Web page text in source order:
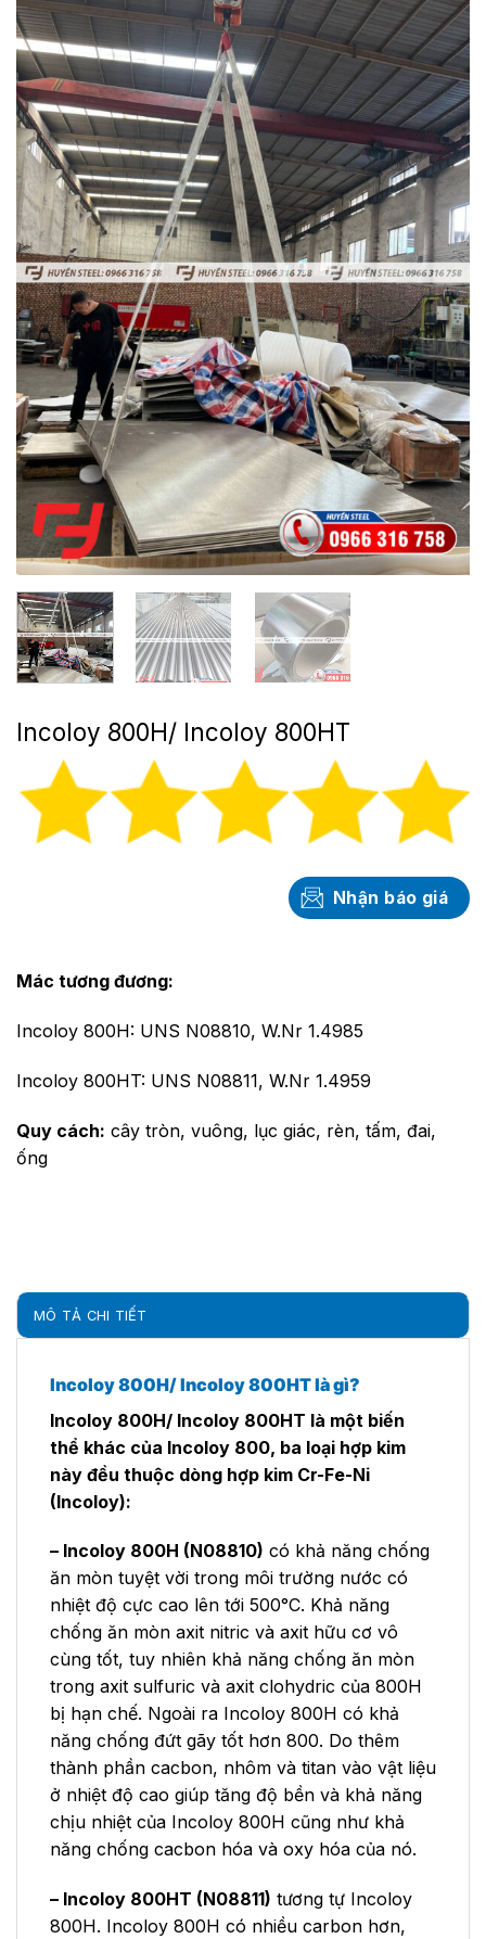
Incoloy 800H/ Incoloy 800HT
Nhận báo giá
Mác tương đương:
Incoloy 800H: UNS N08810, W.Nr 1.4985
Incoloy 800HT: UNS N08811, W.Nr 1.4959
Quy cách: cây tròn, vuông, lục giác, rèn, tấm, đai,
ống
MÔ TẢ CHI TIẾT
Incoloy 800H/ Incoloy 800HT là gì?
Incoloy 800H/ Incoloy 800HT là một biến
thể khác của Incoloy 800, ba loại hợp kim
này đều thuộc dòng hợp kim Cr-Fe-Ni
(Incoloy):
– Incoloy 800H (N08810) có khả năng chống
ăn mòn tuyệt vời trong môi trường nước có
nhiệt độ cực cao lên tới 500°C. Khả năng
chống ăn mòn axit nitric và axit hữu cơ vô
cùng tốt, tuy nhiên khả năng chống ăn mòn
trong axit sulfuric và axit clohydric của 800H
bị hạn chế. Ngoài ra Incoloy 800H có khả
năng chống đứt gãy tốt hơn 800. Do thêm
thành phần cacbon, nhôm và titan vào vật liệu
ở nhiệt độ cao giúp tăng độ bền và khả năng
chịu nhiệt của Incoloy 800H cũng như khả
năng chống cacbon hóa và oxy hóa của nó.
– Incoloy 800HT (N08811) tương tự Incoloy
800H. Incoloy 800H có nhiều carbon hơn,